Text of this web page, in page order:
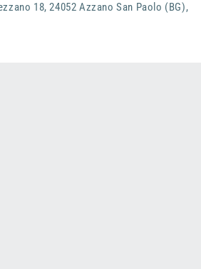
18, 24052 Azzano San Paolo (BG),